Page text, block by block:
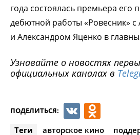
года состоялась премьера его
дебютной работы «Ровесник»
и Александром Яценко в
Узнавайте о новостях
официальных каналах в
ПОДЕЛИТЬСЯ: VK
Теги авторское кино